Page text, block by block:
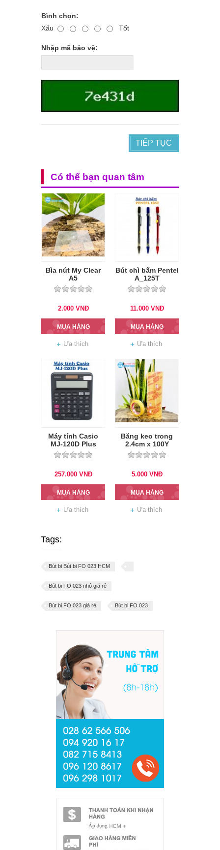
Bình chọn:
Xấu
Tốt
Nhập mã bảo vệ:
TIẾP TỤC
Có thể bạn quan tâm
Bìa nút My Clear
A5
2.000 VNĐ
MUA HÀNG
Ưa thích
Bút chì bấm Pentel
A_125T
11.000 VNĐ
MUA HÀNG
Ưa thích
Máy tính Casio
MJ-120D Plus
257.000 VNĐ
MUA HÀNG
Ưa thích
Băng keo trong
2.4cm x 100Y
5.000 VNĐ
MUA HÀNG
Ưa thích
Tags:
Bút bi Bút bi FO 023 HCM
Bút bi FO 023 nhỏ giá rẻ
Bút bi FO 023 giá rẻ Bút bi FO 023